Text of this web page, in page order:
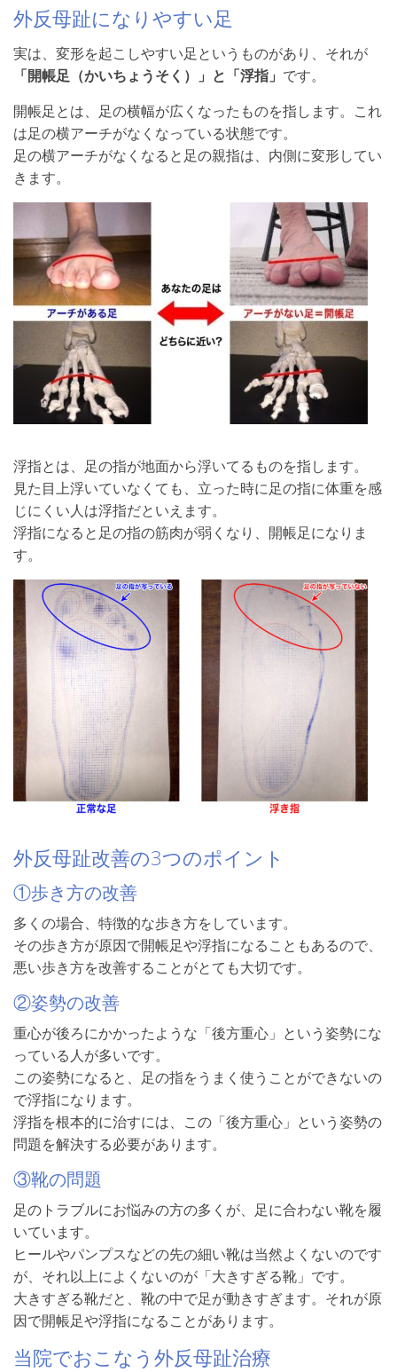
外反母趾になりやすい足
実は、変形を起こしやすい足というものがあり、それが
「開帳足（かいちょうそく）」と「浮指」 です。
開帳足とは、足の横幅が広くなったものを指します。これ
は足の横アーチがなくなっている状態です。
足の横アーチがなくなると足の親指は、内側に変形してい
きます。
浮指とは、足の指が地面から浮いてるものを指します。
見た目上浮いていなくても、立った時に足の指に体重を感
じにくい人は浮指だといえます。
浮指になると足の指の筋肉が弱くなり、開帳足になりま
す。
外反母趾改善の3つのポイント
①歩き方の改善
多くの場合、特徴的な歩き方をしています。
その歩き方が原因で開帳足や浮指になることもあるので、
悪い歩き方を改善することがとても大切です。
②姿勢の改善
重心が後ろにかかったような「後方重心」という姿勢にな
っている人が多いです。
この姿勢になると、足の指をうまく使うことができないの
で浮指になります。
浮指を根本的に治すには、この「後方重心」という姿勢の
問題を解決する必要があります。
③靴の問題
足のトラブルにお悩みの方の多くが、足に合わない靴を履
いています。
ヒールやパンプスなどの先の細い靴は当然よくないのです
が、それ以上によくないのが「大きすぎる靴」です。
大きすぎる靴だと、靴の中で足が動きすぎます。それが原
因で開帳足や浮指になることがあります。
当院でおこなう外反母趾治療